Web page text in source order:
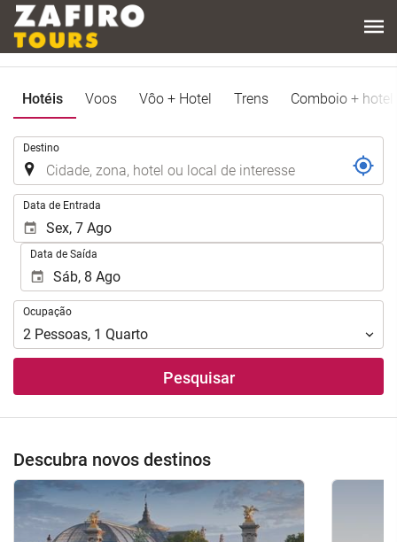
Hotéis Voos Vôo + Hotel Trens Comboio + hotel
Destino
Data de Entrada
Data de Saída
Ocupação
Ocupação
2 Pessoas, 1 Quarto
Pesquisar
Descubra novos destinos